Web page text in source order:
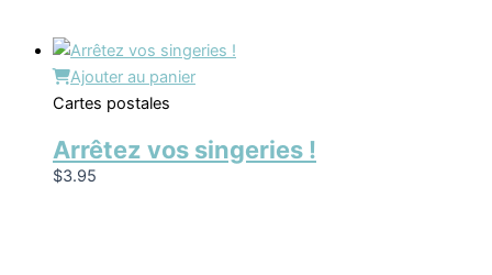
Ajouter au panier
Cartes postales
Arrêtez vos singeries !
$3.95